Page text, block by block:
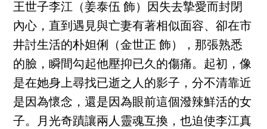
王世子李江（姜泰伍 飾）因失去摯愛而封閉
內心，直到遇見與亡妻有著相似面容、卻在市
井討生活的朴妲俐（金世正 飾），那張熟悉
的臉，瞬間勾起他壓抑已久的傷痛。起初，像
是在她身上尋找已逝之人的影子，分不清靠近
是因為懷念，還是因為眼前這個潑辣鮮活的女
子。月光奇蹟讓兩人靈魂互換，也迫使李江真